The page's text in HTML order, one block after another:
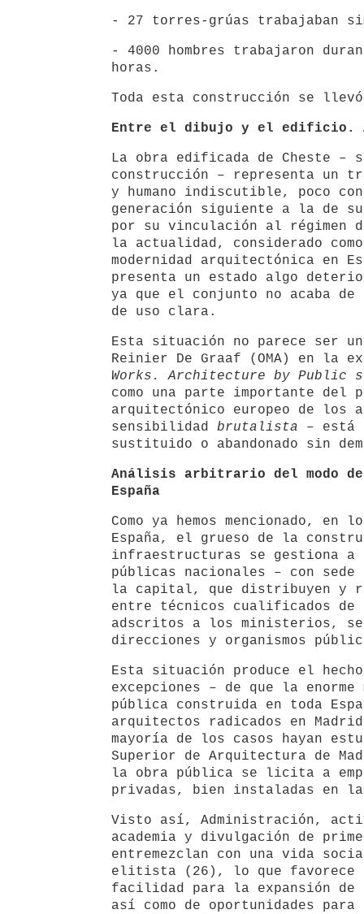
- 27 torres-grúas trabajaban
- 4000 hombres trabajaron
horas.
Toda esta construcción se llevó
Entre el dibujo y el edificio.
La obra edificada de Cheste –
construcción – representa un
y humano indiscutible, poco
generación siguiente a la de
por su vinculación al régimen
la actualidad, considerado
modernidad arquitectónica en
presenta un estado algo
ya que el conjunto no acaba de
de uso clara.
Esta situación no parece ser
Reinier De Graaf (OMA) en la
Works. Architecture by Public
como una parte importante del
arquitectónico europeo de los
sensibilidad brutalista – está
sustituido o abandonado sin
Análisis arbitrario del modo
España
Como ya hemos mencionado, en
España, el grueso de la
infraestructuras se gestiona a
públicas nacionales – con
la capital, que distribuyen y
entre técnicos cualificados
adscritos a los ministerios,
direcciones y organismos
Esta situación produce el hecho
excepciones – de que la
pública construida en toda
arquitectos radicados en
mayoría de los casos hayan
Superior de Arquitectura de
la obra pública se licita a
privadas, bien instaladas en
Visto así, Administración,
academia y divulgación de
entremezclan con una vida
elitista (26), lo que favorece
facilidad para la expansión de
así como de oportunidades